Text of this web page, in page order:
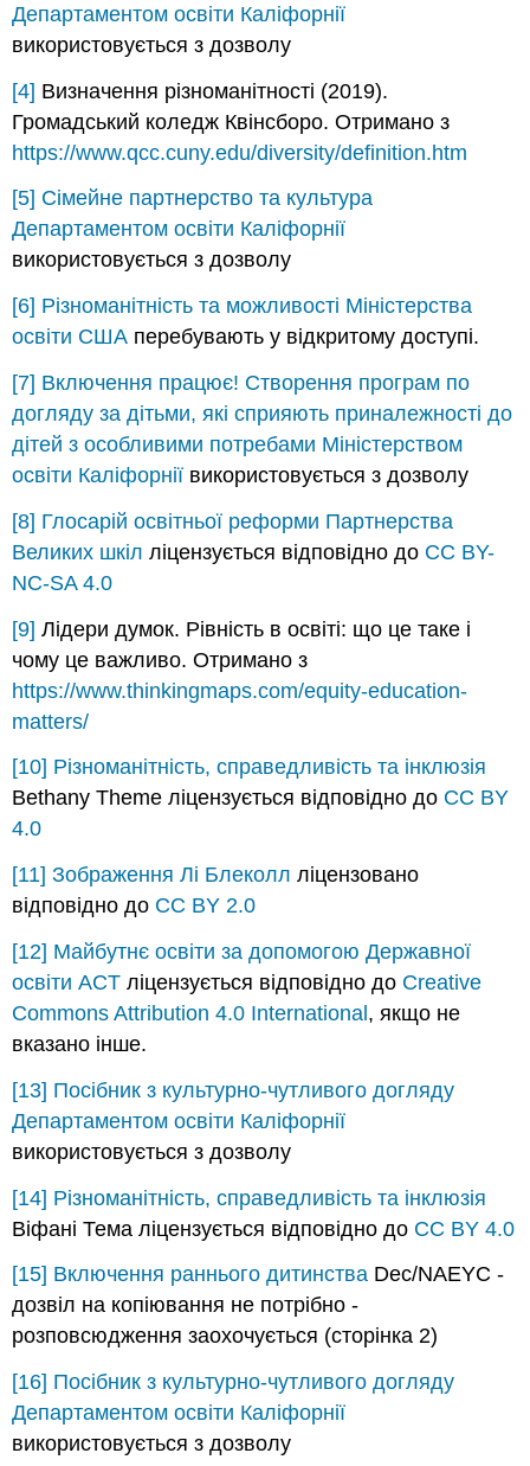
Департаментом освіти Каліфорнії
використовується з дозволу
[4] Визначення різноманітності (2019).
Громадський коледж Квінсборо. Отримано з
https://www.qcc.cuny.edu/diversity/definition.htm
[5] Сімейне партнерство та культура
Департаментом освіти Каліфорнії
використовується з дозволу
[6] Різноманітність та можливості Міністерства
освіти США перебувають у відкритому доступі.
[7] Включення працює! Створення програм по
догляду за дітьми, які сприяють приналежності до
дітей з особливими потребами Міністерством
освіти Каліфорнії використовується з дозволу
[8] Глосарій освітньої реформи Партнерства
Великих шкіл ліцензується відповідно до CC BY-
NC-SA 4.0
[9] Лідери думок. Рівність в освіті: що це таке і
чому це важливо. Отримано з
https://www.thinkingmaps.com/equity-education-
matters/
[10] Різноманітність, справедливість та інклюзія
Bethany Theme ліцензується відповідно до CC BY
4.0
[11] Зображення Лі Блеколл ліцензовано
відповідно до CC BY 2.0
[12] Майбутнє освіти за допомогою Державної
освіти ACT ліцензується відповідно до Creative
Commons Attribution 4.0 International, якщо не
вказано інше.
[13] Посібник з культурно-чутливого догляду
Департаментом освіти Каліфорнії
використовується з дозволу
[14] Різноманітність, справедливість та інклюзія
Віфані Тема ліцензується відповідно до CC BY 4.0
[15] Включення раннього дитинства Dec/NAEYC -
дозвіл на копіювання не потрібно -
розповсюдження заохочується (сторінка 2)
[16] Посібник з культурно-чутливого догляду
Департаментом освіти Каліфорнії
використовується з дозволу